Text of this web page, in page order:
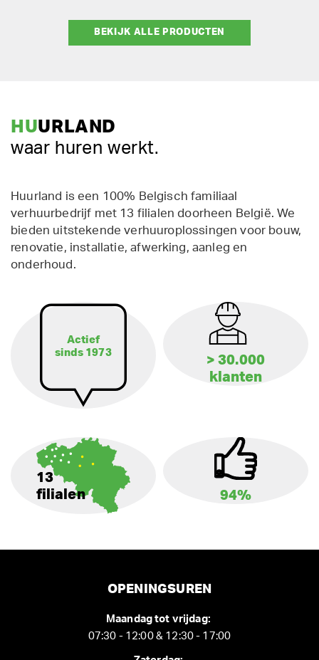
BEKIJK ALLE PRODUCTEN
HUURLAND
waar huren werkt.
Huurland is een 100% Belgisch familiaal
verhuurbedrijf met 13 filialen doorheen België. We
bieden uitstekende verhuuroplossingen voor bouw,
renovatie, installatie, afwerking, aanleg en
onderhoud.
Actief
sinds 1973
> 30.000
klanten
13
filialen
94%
OPENINGSUREN
Maandag tot vrijdag:
07:30 - 12:00 & 12:30 - 17:00